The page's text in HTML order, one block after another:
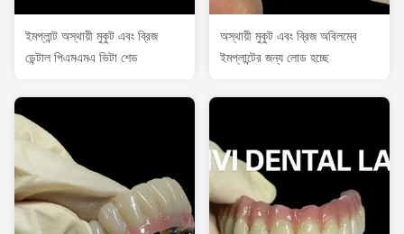
ইমপ্লান্ট অস্থায়ী মুকুট এবং ব্রিজ
ডেন্টাল পিএমএমএ ভিটা শেড
অস্থায়ী মুকুট এবং ব্রিজ অবিলম্বে
ইমপ্লান্টের জন্য লোড হচ্ছে